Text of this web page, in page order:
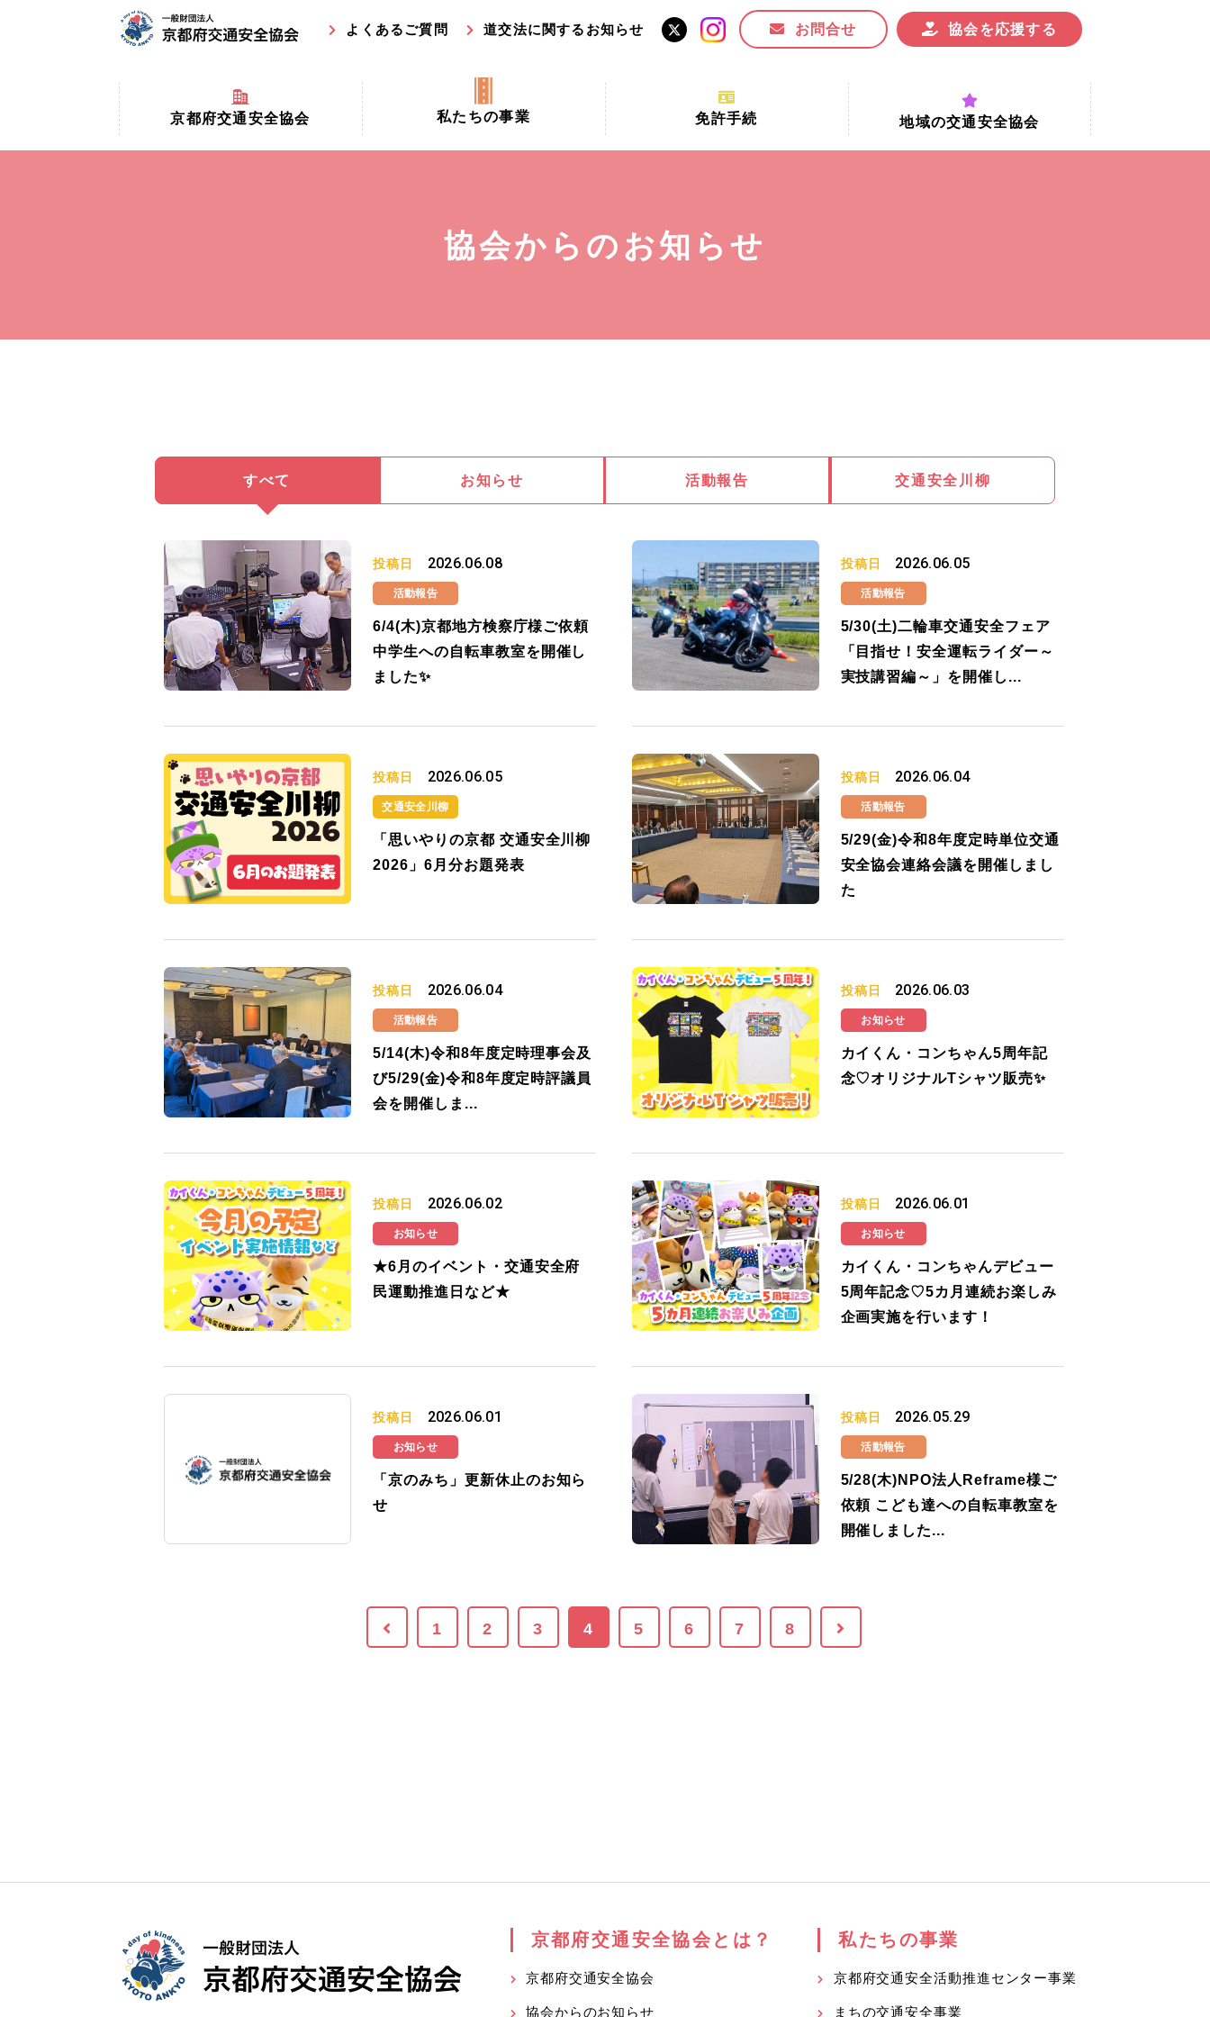
よくあるご質問 道交法に関するお知らせ お問合せ 協会を応援する
京都府交通安全協会
京都府交通安全協会とは？
私たちの事業
京都府交通安全活動推進センター事業
交通安全協力金の活用事業
免許手続
手続場所の対象者及び受付時間
講習時間
地域の交通安全協会
協会からのお知らせ
すべて お知らせ 活動報告 交通安全川柳
投稿日 2026.06.08
活動報告
6/4(木)京都地方検察庁様ご依頼
中学生への自転車教室を開催し
ました✨
投稿日 2026.06.05
活動報告
5/30(土)二輪車交通安全フェア
「目指せ！安全運転ライダー～
実技講習編～」を開催し...
投稿日 2026.06.05
交通安全川柳
「思いやりの京都 交通安全川柳
2026」6月分お題発表
投稿日 2026.06.04
活動報告
5/29(金)令和8年度定時単位交通
安全協会連絡会議を開催しまし
た
投稿日 2026.06.04
活動報告
5/14(木)令和8年度定時理事会及
び5/29(金)令和8年度定時評議員
会を開催しま...
投稿日 2026.06.03
お知らせ
カイくん・コンちゃん5周年記
念♡オリジナルTシャツ販売✨
投稿日 2026.06.02
お知らせ
★6月のイベント・交通安全府
民運動推進日など★
投稿日 2026.06.01
お知らせ
カイくん・コンちゃんデビュー
5周年記念♡5カ月連続お楽しみ
企画実施を行います！
投稿日 2026.06.01
お知らせ
「京のみち」更新休止のお知ら
せ
投稿日 2026.05.29
活動報告
5/28(木)NPO法人Reframe様ご
依頼 こども達への自転車教室を
開催しました...
1 2 3 4 5 6 7 8
京都府交通安全協会とは？
京都府交通安全協会
協会からのお知らせ
私たちの事業
京都府交通安全活動推進センター事業
まちの交通安全事業